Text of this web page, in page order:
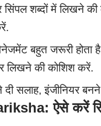
सिंपल शब्दों में लिखने
बहुत जरूरी
लिखने की कोशिश करें.
दी सलाह, इंजीनियर
ऐसे करें